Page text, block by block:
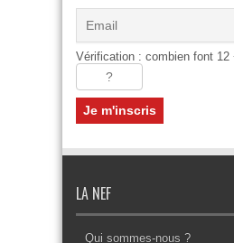
Vérification : combien font 12
LA NEF
Qui sommes-nous ?